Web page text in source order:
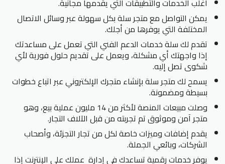
يمكن التواصل مع متجر سلة بكل سهولة عبر وسائل الاتصال
المختلفة التي يوفرها من أجلك.
تقدم لك سلة خدمات الدعم الفني التي تعمل على مساعدتك
إذا واجهتك أي مشكلة، ويعمل على تقديم حلول فورية لأي
شكوى تصل إليه.
يسمح لك متجر سلة بإنشاء متجرك الإلكتروني عبر اتباع خطوات
بسيطة ومضمونة.
وصلت مبيعات المنصة لأكثر من 14 مليون عملية بيع، وهو
متجر آمن وموثوق تم تجربته من قبل الآلاف التجار.
يقدم إضافات وميزات خاصة لكل من تجار التجزئة، وأصحاب
الشركات، وبائعي الجملة.
يوفر خدمات رقمية تساعدك في إدارة عملك على الإنترنت إذا